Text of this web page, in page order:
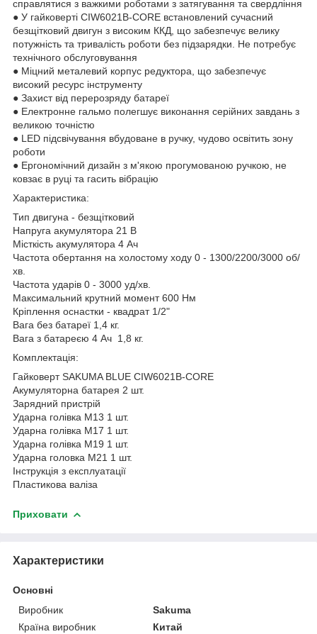
справлятися з важкими роботами з затягування та свердління
● У гайковерті CIW6021B-CORE встановлений сучасний
безщітковий двигун з високим ККД, що забезпечує велику
потужність та тривалість роботи без підзарядки. Не потребує
технічного обслуговування
● Міцний металевий корпус редуктора, що забезпечує
високий ресурс інструменту
● Захист від перерозряду батареї
● Електронне гальмо полегшує виконання серійних завдань з
великою точністю
● LED підсвічування вбудоване в ручку, чудово освітить зону
роботи
● Ергономічний дизайн з м'якою прогумованою ручкою, не
ковзає в руці та гасить вібрацію
Характеристика:
Тип двигуна - безщітковий
Напруга акумулятора 21 В
Місткість акумулятора 4 Ач
Частота обертання на холостому ходу 0 - 1300/2200/3000 об/
хв.
Частота ударів 0 - 3000 уд/хв.
Максимальний крутний момент 600 Нм
Кріплення оснастки - квадрат 1/2"
Вага без батареї 1,4 кг.
Вага з батареєю 4 Ач 1,8 кг.
Комплектація:
Гайковерт SAKUMA BLUE CIW6021B-CORE
Акумуляторна батарея 2 шт.
Зарядний пристрій
Ударна голівка М13 1 шт.
Ударна голівка М17 1 шт.
Ударна голівка М19 1 шт.
Ударна головка М21 1 шт.
Інструкція з експлуатації
Пластикова валіза
Приховати
Характеристики
Основні
Виробник
Sakuma
Країна виробник
Китай